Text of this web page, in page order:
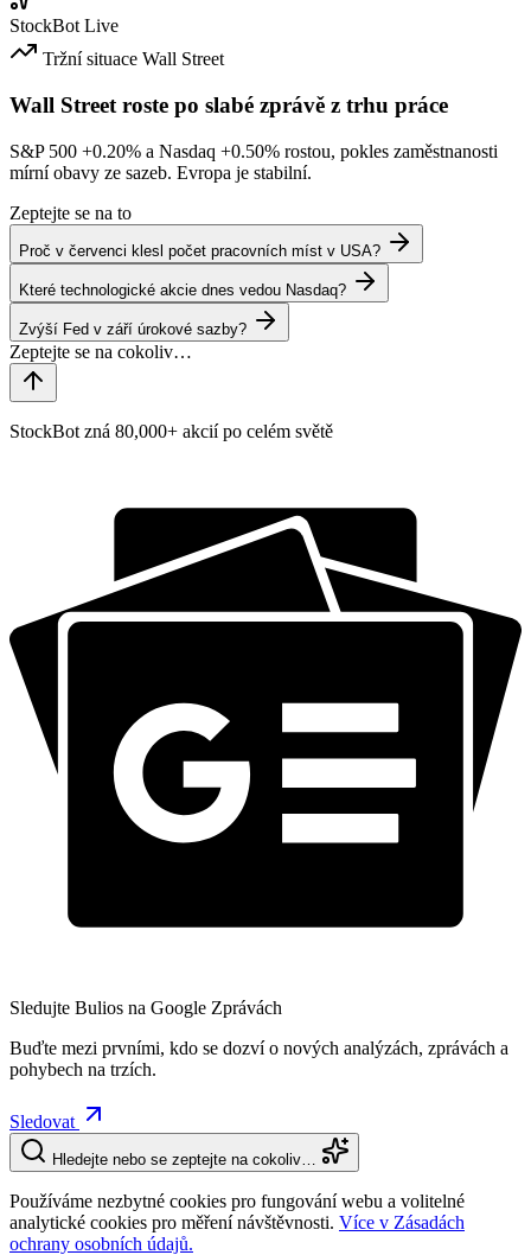
StockBot Live
Tržní situace Wall Street
Wall Street roste po slabé zprávě z trhu práce
S&P 500 +0.20% a Nasdaq +0.50% rostou, pokles zaměstnanosti
mírní obavy ze sazeb. Evropa je stabilní.
Zeptejte se na to
Proč v červenci klesl počet pracovních míst v USA?
Které technologické akcie dnes vedou Nasdaq?
Zvýší Fed v září úrokové sazby?
StockBot zná 80,000+ akcií po celém světě
Sledujte Bulios na Google Zprávách
Buďte mezi prvními, kdo se dozví o nových analýzách, zprávách a
pohybech na trzích.
Sledovat
Hledejte nebo se zeptejte na cokoliv…
Používáme nezbytné cookies pro fungování webu a volitelné
analytické cookies pro měření návštěvnosti. Více v Zásadách
ochrany osobních údajů.